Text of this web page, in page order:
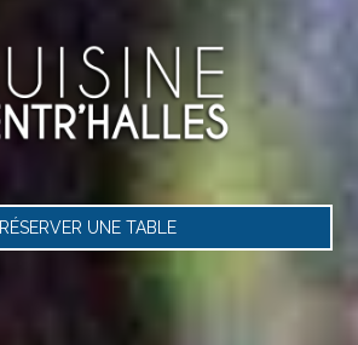
RÉSERVER UNE TABLE